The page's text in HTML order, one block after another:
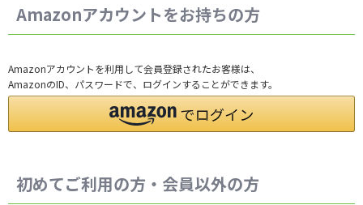
Amazonアカウントをお持ちの方
Amazonアカウントを利用して会員登録されたお客様は、
AmazonのID、パスワードで、ログインすることができます。
初めてご利用の方・会員以外の方